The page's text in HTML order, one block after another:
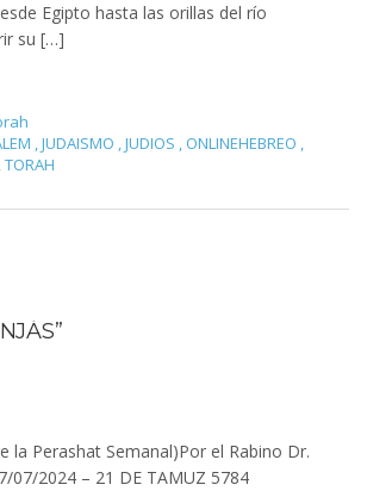
Egipto hasta las orillas del río
su […]
,JUDAISMO ,JUDIOS , ONLINEHEBREO ,
,TORAH
la Perashat Semanal)Por el Rabino Dr.
07/2024 – 21 DE TAMUZ 5784